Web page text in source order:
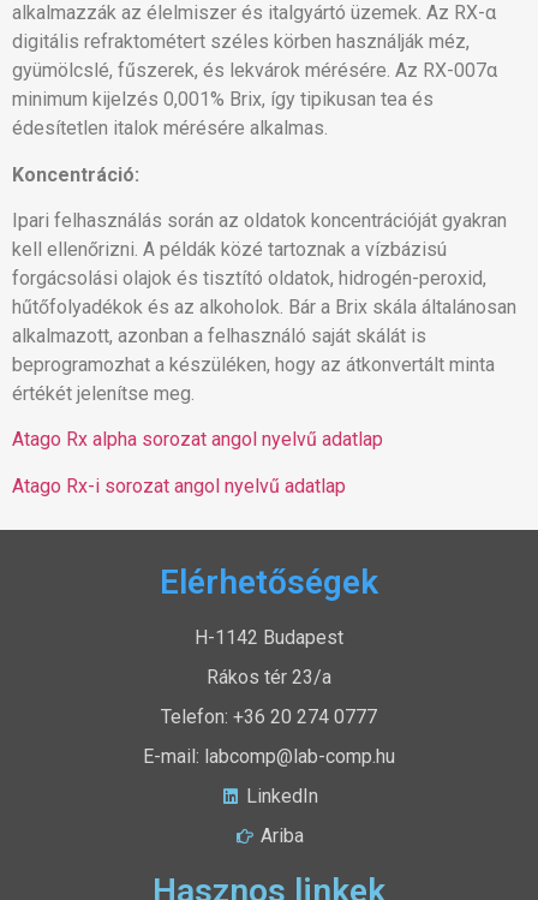
alkalmazzák az élelmiszer és italgyártó üzemek. Az RX-α
digitális refraktométert széles körben használják méz,
gyümölcslé, fűszerek, és lekvárok mérésére. Az RX-007α
minimum kijelzés 0,001% Brix, így tipikusan tea és
édesítetlen italok mérésére alkalmas.
Koncentráció:
Ipari felhasználás során az oldatok koncentrációját gyakran
kell ellenőrizni. A példák közé tartoznak a vízbázisú
forgácsolási olajok és tisztító oldatok, hidrogén-peroxid,
hűtőfolyadékok és az alkoholok. Bár a Brix skála általánosan
alkalmazott, azonban a felhasználó saját skálát is
beprogramozhat a készüléken, hogy az átkonvertált minta
értékét jelenítse meg.
Atago Rx alpha sorozat angol nyelvű adatlap
Atago Rx-i sorozat angol nyelvű adatlap
Elérhetőségek
H-1142 Budapest
Rákos tér 23/a
Telefon: +36 20 274 0777
E-mail: labcomp@lab-comp.hu
LinkedIn
Ariba
Hasznos linkek